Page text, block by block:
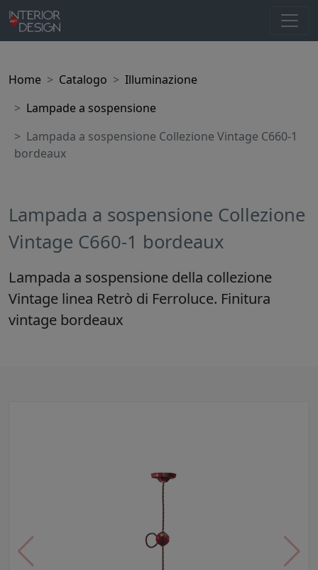
Home Catalogo
Illuminazione
Lampade a sospensione
Lampada a sospensione Collezione Vintage C660-1
bordeaux
Lampada a sospensione Collezione
Vintage C660-1 bordeaux
Lampada a sospensione della collezione
Vintage linea Retrò di Ferroluce. Finitura
vintage bordeaux